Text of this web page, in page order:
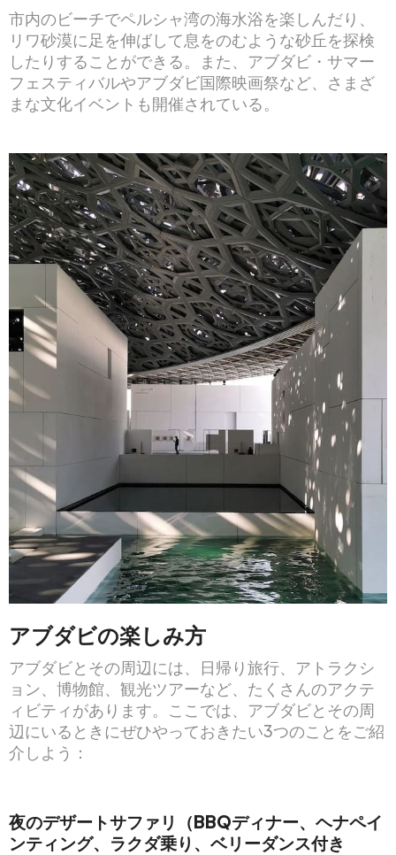
市内のビーチでペルシャ湾の海水浴を楽しんだり、
リワ砂漠に足を伸ばして息をのむような砂丘を探検
したりすることができる。また、アブダビ・サマー
フェスティバルやアブダビ国際映画祭など、さまざ
まな文化イベントも開催されている。
アブダビの楽しみ方
アブダビとその周辺には、日帰り旅行、アトラクシ
ョン、博物館、観光ツアーなど、たくさんのアクテ
ィビティがあります。ここでは、アブダビとその周
辺にいるときにぜひやっておきたい3つのことをご紹
介しよう：
夜のデザートサファリ（BBQディナー、ヘナペイ
ンティング、ラクダ乗り、ベリーダンス付き